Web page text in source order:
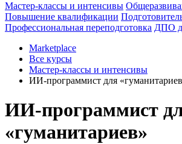
Мастер-классы и интенсивы
Повышение квалификации
Профессиональная переподготовка ДПО
Marketplace
Все курсы
Мастер-классы и интенсивы
ИИ-программист для
ИИ-программист
«гуманитариев»